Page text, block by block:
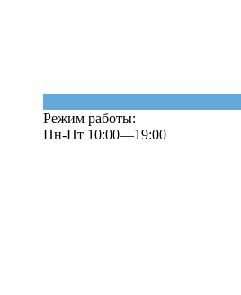
Режим работы:
Пн-Пт 10:00—19:00